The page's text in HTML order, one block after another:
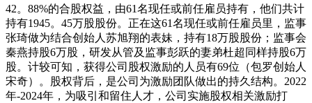
42。88%的合股权益，由61名现任或前任雇员持有，他们共计
持有1945。45万股股份。正在这61名现任或前任雇员里，监事
张琦做为结合创始人苏旭翔的表妹，持有18万股股份；监事会
秦燕持股6万股，研发从管及监事彭跃的妻弟杜超同样持股6万
股。计较可知，获得公司股权激励的人员有69位（包罗创始人
宋奇）。股权背后，是公司为激励团队做出的持久结构。2022
年-2024年，为吸引和留住人才，公司实施股权相关激励打